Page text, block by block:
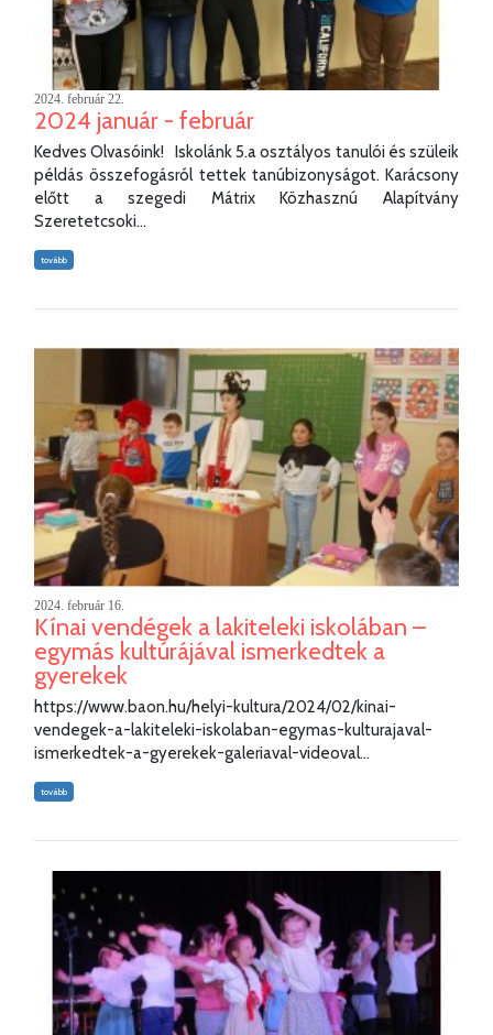
2024. február 22.
2024 január - február
Kedves Olvasóink! Iskolánk 5.a osztályos tanulói és szüleik
példás összefogásról tettek tanúbizonyságot. Karácsony
előtt a szegedi Mátrix Közhasznú Alapítvány
Szeretetcsoki...
tovább
2024. február 16.
Kínai vendégek a lakiteleki iskolában –
egymás kultúrájával ismerkedtek a
gyerekek
https://www.baon.hu/helyi-kultura/2024/02/kinai-
vendegek-a-lakiteleki-iskolaban-egymas-kulturajaval-
ismerkedtek-a-gyerekek-galeriaval-videoval...
tovább